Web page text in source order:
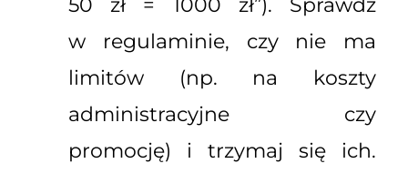
50 zł = 1000 zł”). Sprawdź
w regulaminie, czy nie ma
limitów (np. na koszty
administracyjne czy
promocję) i trzymaj się ich.